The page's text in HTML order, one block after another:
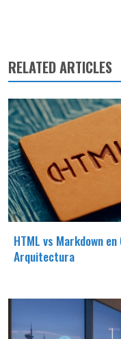
RELATED ARTICLES
HTML vs Markdown
Arquitectura